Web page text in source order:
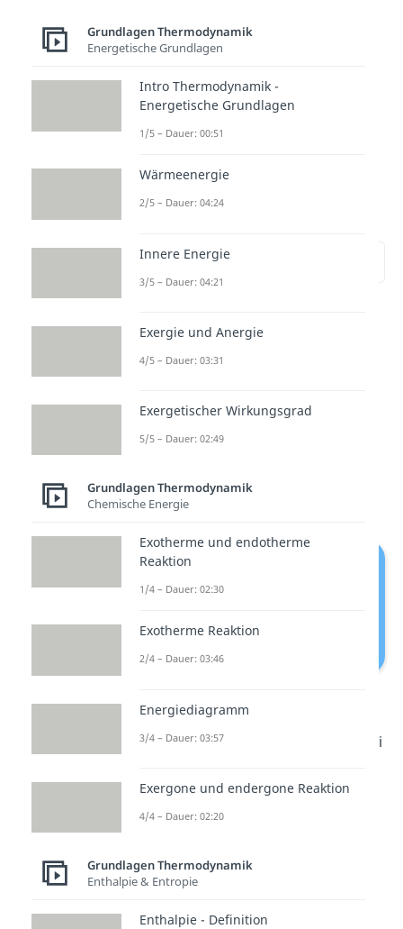
Wie funktioniert eine
zur Stelle im Video springen
Wärmepumpelässt sich in den
folgendendrei Bestandteilen
wiederfinden:
Wärmequellenanlage
Speichersystem
Jeder dieser Abschnitte hat hierbei
jeweils einem bestimmten Zweck
dient:
Wärmequellenanlage
→Energie-Gewinnung
Wärmepumpe →
Grundlagen Thermodynamik
Energetische Grundlagen
Intro Thermodynamik -
Energetische Grundlagen
1/5 – Dauer: 00:51
Wärmeenergie
2/5 – Dauer: 04:24
Innere Energie
3/5 – Dauer: 04:21
Exergie und Anergie
4/5 – Dauer: 03:31
Exergetischer Wirkungsgrad
5/5 – Dauer: 02:49
Grundlagen Thermodynamik
Chemische Energie
Exotherme und endotherme
Reaktion
1/4 – Dauer: 02:30
Exotherme Reaktion
2/4 – Dauer: 03:46
Energiediagramm
3/4 – Dauer: 03:57
Exergone und endergone Reaktion
4/4 – Dauer: 02:20
Grundlagen Thermodynamik
Enthalpie & Entropie
Enthalpie - Definition